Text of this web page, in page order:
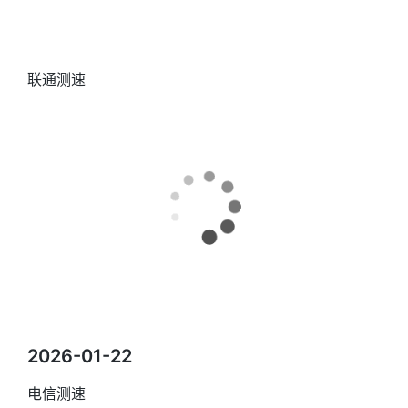
联通测速
2026-01-22
电信测速